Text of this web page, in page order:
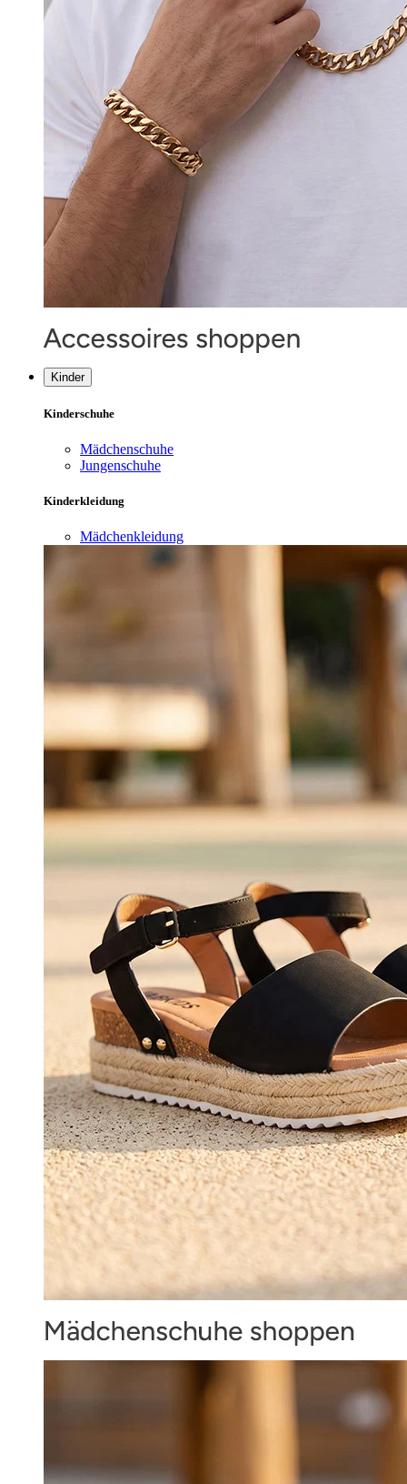
Kinder
Kinderschuhe
Mädchenschuhe
Jungenschuhe
Kinderkleidung
Mädchenkleidung